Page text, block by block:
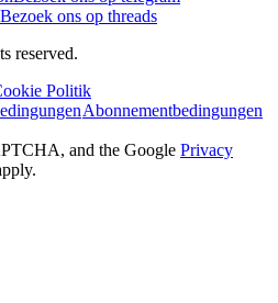
Bezoek ons op threads
reserved.
Politik
Abonnementbedingungen
and the Google Privacy